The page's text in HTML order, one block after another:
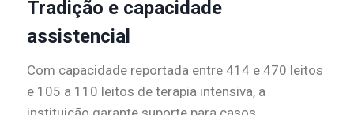
Tradição e capacidade
assistencial
Com capacidade reportada entre 414 e 470 leitos
e 105 a 110 leitos de terapia intensiva, a